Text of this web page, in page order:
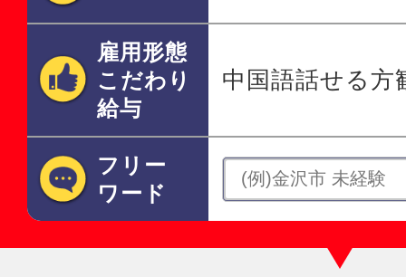
雇用形態
こだわり
給与
中国語話せる方
フリー
ワード